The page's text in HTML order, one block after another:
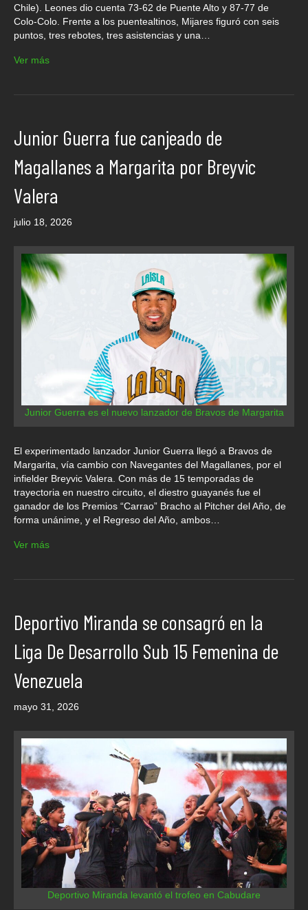
Chile). Leones dio cuenta 73-62 de Puente Alto y 87-77 de
Colo-Colo. Frente a los puentealtinos, Mijares figuró con seis
puntos, tres rebotes, tres asistencias y una…
Ver más
Junior Guerra fue canjeado de
Magallanes a Margarita por Breyvic
Valera
julio 18, 2026
Junior Guerra es el nuevo lanzador de Bravos de Margarita
El experimentado lanzador Junior Guerra llegó a Bravos de
Margarita, vía cambio con Navegantes del Magallanes, por el
infielder Breyvic Valera. Con más de 15 temporadas de
trayectoria en nuestro circuito, el diestro guayanés fue el
ganador de los Premios “Carrao” Bracho al Pitcher del Año, de
forma unánime, y el Regreso del Año, ambos…
Ver más
Deportivo Miranda se consagró en la
Liga De Desarrollo Sub 15 Femenina de
Venezuela
mayo 31, 2026
Deportivo Miranda levantó el trofeo en Cabudare